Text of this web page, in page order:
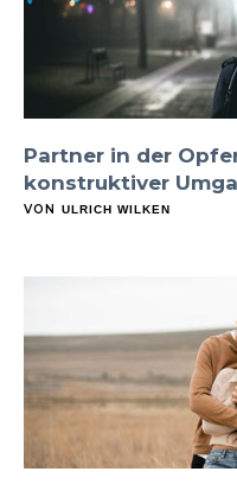
Partner in der
konstruktiver
VON ULRICH WILKEN